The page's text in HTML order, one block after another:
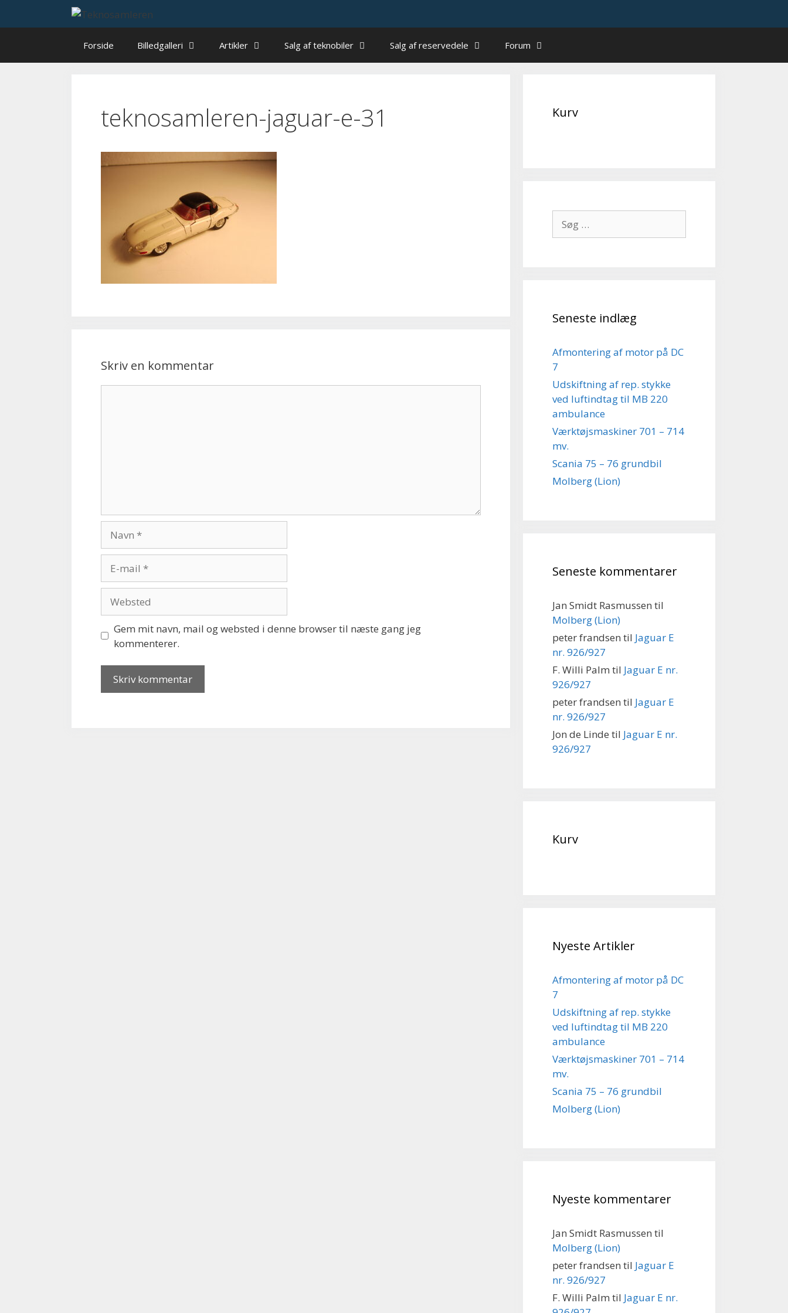
Forside Billedgalleri Artikler Salg af teknobiler Salg af reservedele Forum
teknosamleren-jaguar-e-31
Skriv en kommentar
mail
Gem mit navn, mail og websted i denne browser til næste gang jeg
kommenterer.
Kurv
efter:
Seneste indlæg
Afmontering af motor på DC
7
Udskiftning af rep. stykke
ved luftindtag til MB 220
ambulance
Værktøjsmaskiner 701 – 714
mv.
Scania 75 – 76 grundbil
Molberg (Lion)
Seneste kommentarer
Jan Smidt Rasmussen til
Molberg (Lion)
peter frandsen til Jaguar E
nr. 926/927
F. Willi Palm til Jaguar E nr.
926/927
peter frandsen til Jaguar E
nr. 926/927
Jon de Linde til Jaguar E nr.
926/927
Kurv
Nyeste Artikler
Afmontering af motor på DC
7
Udskiftning af rep. stykke
ved luftindtag til MB 220
ambulance
Værktøjsmaskiner 701 – 714
mv.
Scania 75 – 76 grundbil
Molberg (Lion)
Nyeste kommentarer
Jan Smidt Rasmussen til
Molberg (Lion)
peter frandsen til Jaguar E
nr. 926/927
F. Willi Palm til Jaguar E nr.